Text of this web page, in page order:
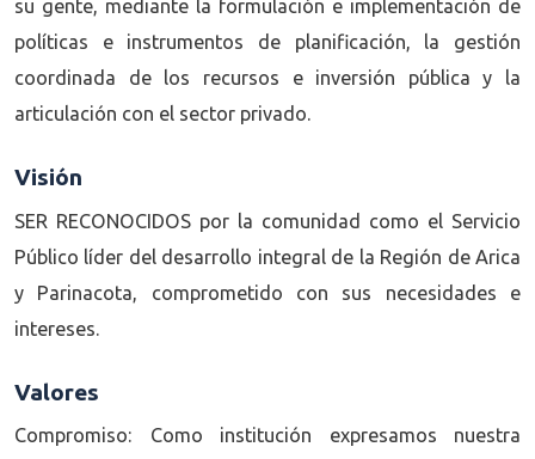
su gente, mediante la formulación e implementación de
políticas e instrumentos de planificación, la gestión
coordinada de los recursos e inversión pública y la
articulación con el sector privado.
Visión
SER RECONOCIDOS por la comunidad como el Servicio
Público líder del desarrollo integral de la Región de Arica
y Parinacota, comprometido con sus necesidades e
intereses.
Valores
Compromiso: Como institución expresamos nuestra